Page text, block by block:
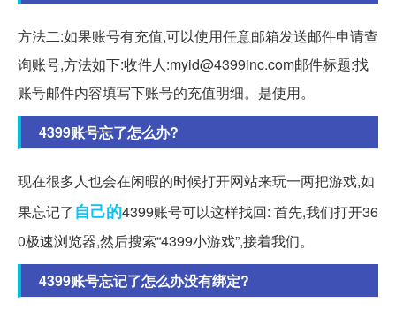
方法二:如果账号有充值,可以使用任意邮箱发送邮件申请查
询账号,方法如下:收件人:myid@4399inc.com邮件标题:找
账号邮件内容填写下账号的充值明细。是使用。
4399账号忘了怎么办?
现在很多人也会在闲暇的时候打开网站来玩一两把游戏,如
果忘记了自己的4399账号可以这样找回: 首先,我们打开36
0极速浏览器,然后搜索“4399小游戏”,接着我们。
4399账号忘记了怎么办没有绑定?